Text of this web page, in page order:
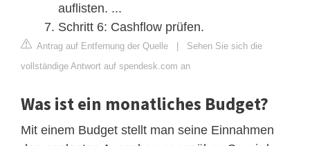
auflisten. ...
Schritt 6: Cashflow prüfen.
Antrag auf Entfernung der Quelle | Sehen Sie sich die
vollständige Antwort auf spendesk.com an
Was ist ein monatliches Budget?
Mit einem Budget stellt man seine Einnahmen